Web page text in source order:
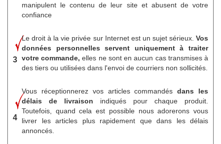
manipulent le contenu de leur site et abusent de votre
confiance
3
Le droit à la vie privée sur Internet est un sujet sérieux. Vos
données personnelles servent uniquement à traiter
votre commande, elles ne sont en aucun cas transmises à
des tiers ou utilisées dans l'envoi de courriers non sollicités.
4
Vous réceptionnerez vos articles commandésdans les
délais de livraison indiqués pour chaque produit.
Toutefois, quand cela est possible nous adorerons vous
livrer les articles plus rapidement que dans les délais
annoncés.